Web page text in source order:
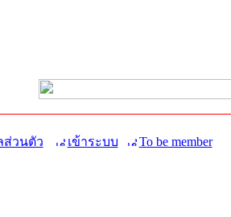
วนตัว เข้าระบบ To be member